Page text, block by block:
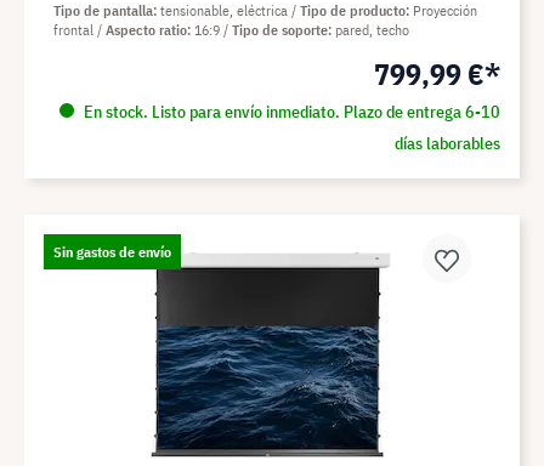
799,99 €*
En stock. Listo para envío inmediato. Plazo de entrega 6-10
días laborables
Tipo de pantalla tensionable, eléctrica Tipo de producto Proyección
frontal
Aspecto ratio 16:9 Tipo de soporte pared, techo
Sin gastos de envío